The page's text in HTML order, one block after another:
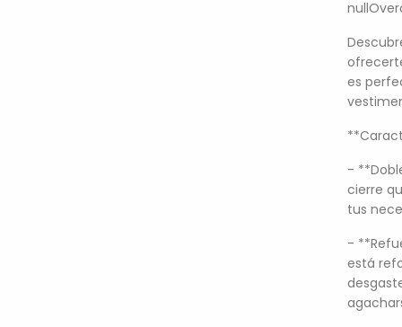
es
-
cierre
tus
-
está